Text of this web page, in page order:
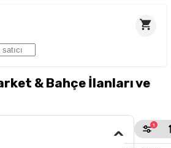
& Bahçe İlanları ve
1